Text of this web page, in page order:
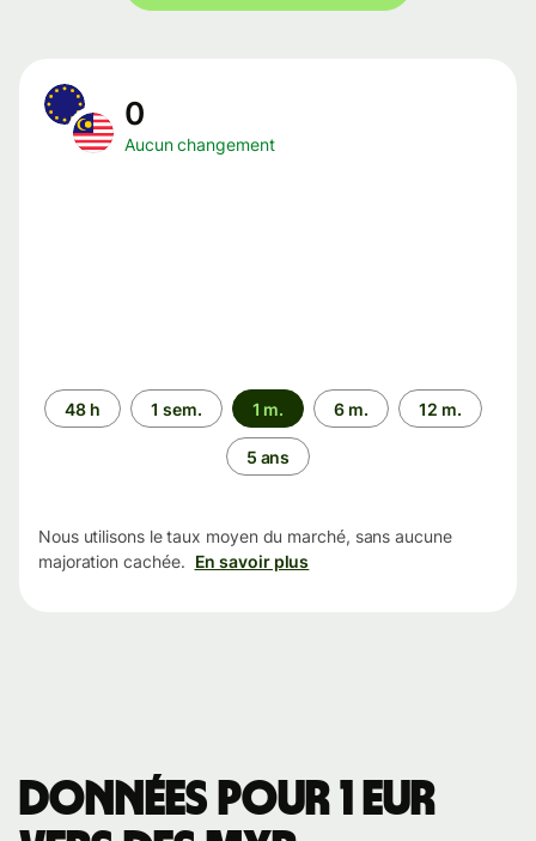
0
Aucun changement
Période
48 h 1 sem. 1 m. 6 m. 12 m.
5 ans
Nous utilisons le taux moyen du marché, sans aucune
majoration cachée. En savoir plus
Données pour 1 EUR